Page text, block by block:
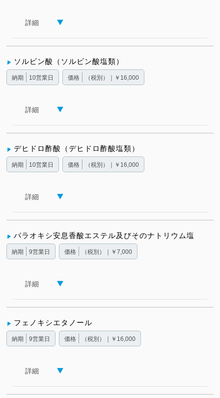
詳細
ソルビン酸（ソルビン酸塩類）
納期 10営業日 価格 （税別）｜￥16,000
詳細
デヒドロ酢酸（デヒドロ酢酸塩類）
納期 10営業日 価格 （税別）｜￥16,000
詳細
パラオキシ安息香酸エステル及びそのナトリウム塩
納期 9営業日 価格 （税別）｜￥7,000
詳細
フェノキシエタノール
納期 9営業日 価格 （税別）｜￥16,000
詳細